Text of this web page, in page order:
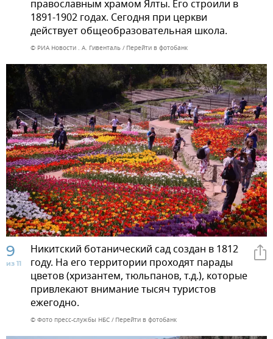
православным храмом Ялты. Его строили в
1891-1902 годах. Сегодня при церкви
действует общеобразовательная школа.
© РИА Новости . А. Гивенталь Перейти в фотобанк
9
из 11
Никитский ботанический сад создан в 1812
году. На его территории проходят парады
цветов (хризантем, тюльпанов, т.д.), которые
привлекают внимание тысяч туристов
ежегодно.
© Фото пресс-службы НБС Перейти в фотобанк